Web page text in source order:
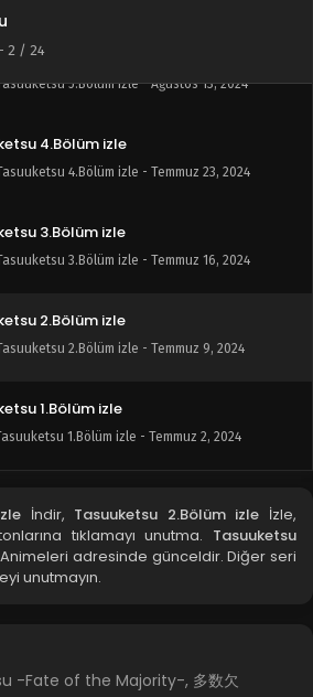
- 2 / 245.Bölüm izle
5.Bölüm izle - Ağustos 13, 2024
4.Bölüm izle
4.Bölüm izle - Temmuz 23, 2024
3.Bölüm izle
3.Bölüm izle - Temmuz 16, 2024
2.Bölüm izle
2.Bölüm izle - Temmuz 9, 2024
1.Bölüm izle
1.Bölüm izle - Temmuz 2, 2024
İndir, Tasuuketsu 2.Bölüm izle İzle,
tıklamayı unutma. Tasuuketsu
adresinde günceldir. Diğer seri
unutmayın.
-Fate of the Majority-, 多数欠